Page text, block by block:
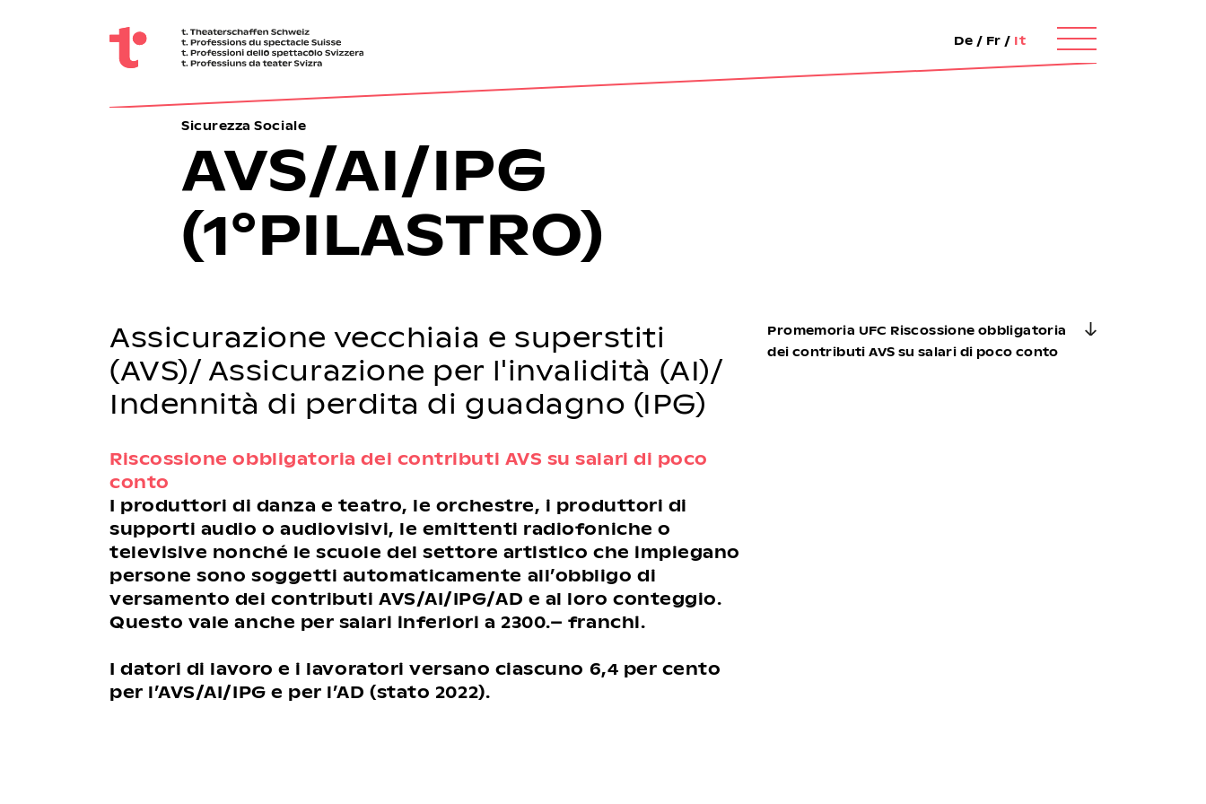
De / Fr / It
Sicurezza Sociale
AVS/AI/IPG
(1°PILASTRO)
Assicurazione vecchiaia e superstiti
(AVS)/ Assicurazione per l'invalidità (AI)/
Indennità di perdita di guadagno (IPG)
Riscossione obbligatoria dei contributi AVS su salari di poco
conto
I produttori di danza e teatro, le orchestre, i produttori di
supporti audio o audiovisivi, le emittenti radiofoniche o
televisive nonché le scuole del settore artistico che impiegano
persone sono soggetti automaticamente all’obbligo di
versamento dei contributi AVS/AI/IPG/AD e al loro conteggio.
Questo vale anche per salari inferiori a 2300.– franchi.
I datori di lavoro e i lavoratori versano ciascuno 6,4 per cento
per l’AVS/AI/IPG e per l’AD (stato 2022).
Promemoria UFC Riscossione obbligatoria
dei contributi AVS su salari di poco conto